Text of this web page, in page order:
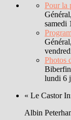
Pour la
samedi
Photos
lundi 6
« Le Castor
Albin